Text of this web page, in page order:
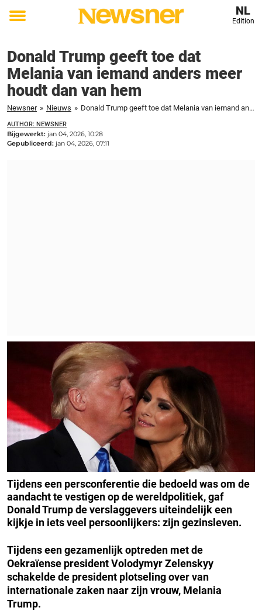
Toggle
NL
Edition
Donald Trump geeft toe dat
Melania van iemand anders meer
houdt dan van hem
Newsner » Nieuws » Donald Trump geeft toe dat Melania van iemand anders meer houdt dan van hem
AUTHOR: NEWSNER
Bijgewerkt: jan 04, 2026, 10:28
Gepubliceerd: jan 04, 2026, 07:11
Tijdens een persconferentie die bedoeld was om de
aandacht te vestigen op de wereldpolitiek, gaf
Donald Trump de verslaggevers uiteindelijk een
kijkje in iets veel persoonlijkers: zijn gezinsleven.
Tijdens een gezamenlijk optreden met de
Oekraïense president Volodymyr Zelenskyy
schakelde de president plotseling over van
internationale zaken naar zijn vrouw, Melania
Trump.